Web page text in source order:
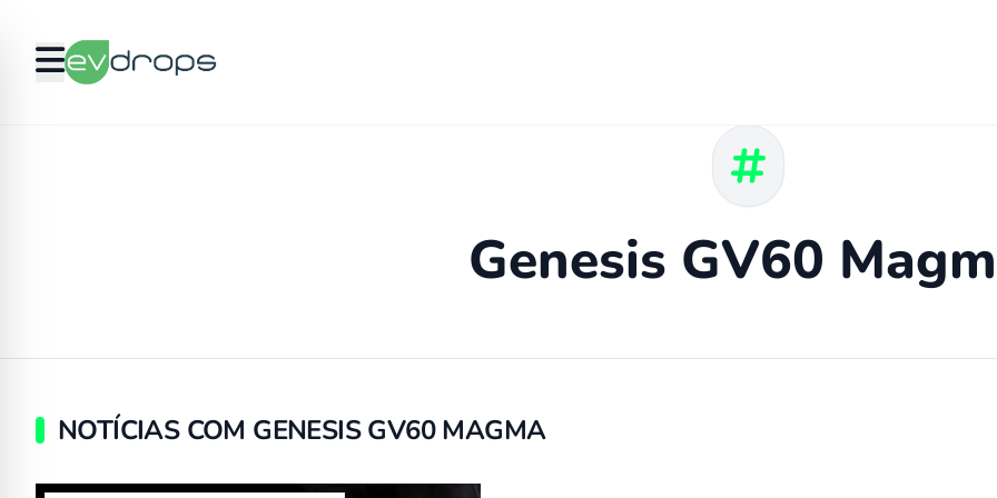
Genesis GV60
NOTÍCIAS COM GENESIS GV60 MAGMA